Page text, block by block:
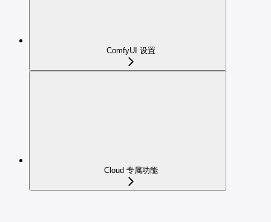
ComfyUI 设置
Cloud 专属功能